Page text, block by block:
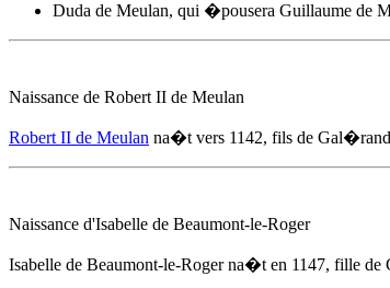
Duda de Meulan, qui �pousera Guillaume de
Naissance de Robert II de Meulan
Robert II de Meulan na�t vers 1142, fils de Gal�rand
Naissance d'Isabelle de Beaumont-le-Roger
Isabelle de Beaumont-le-Roger na�t en 1147, fille